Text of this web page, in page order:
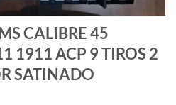
CALIBRE 45
1911 ACP 9 TIROS 2
SATINADO